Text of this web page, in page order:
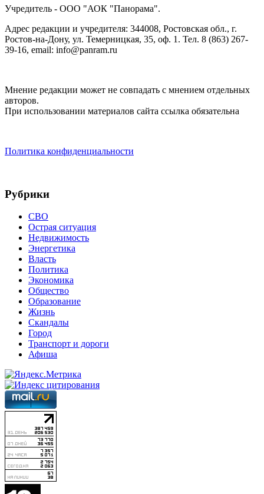
Учредитель - ООО "АОК "Панорама".
Адрес редакции и учредителя: 344008, Ростовская обл., г.
Ростов-на-Дону, ул. Темерницкая, 35, оф. 1. Тел. 8 (863) 267-
39-16, email: info@panram.ru
Мнение редакции может не совпадать с мнением отдельных
авторов.
При использовании материалов сайта ссылка обязательна
Политика конфиденциальности
Рубрики
СВО
Острая ситуация
Недвижимость
Энергетика
Власть
Политика
Экономика
Общество
Образование
Жизнь
Скандалы
Город
Транспорт и дороги
Афиша